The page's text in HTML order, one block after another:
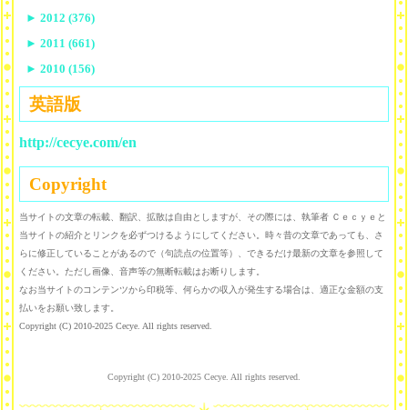
► 2012 (376)
► 2011 (661)
► 2010 (156)
英語版
http://cecye.com/en
Copyright
当サイトの文章の転載、翻訳、拡散は自由としますが、その際には、執筆者 Ｃｅｃｙｅと
当サイトの紹介とリンクを必ずつけるようにしてください。時々昔の文章であっても、さ
らに修正していることがあるので（句読点の位置等）、できるだけ最新の文章を参照して
ください。ただし画像、音声等の無断転載はお断りします。
なお当サイトのコンテンツから印税等、何らかの収入が発生する場合は、適正な金額の支
払いをお願い致します。
Copyright (C) 2010-2025 Cecye. All rights reserved.
Copyright (C) 2010-2025 Cecye. All rights reserved.